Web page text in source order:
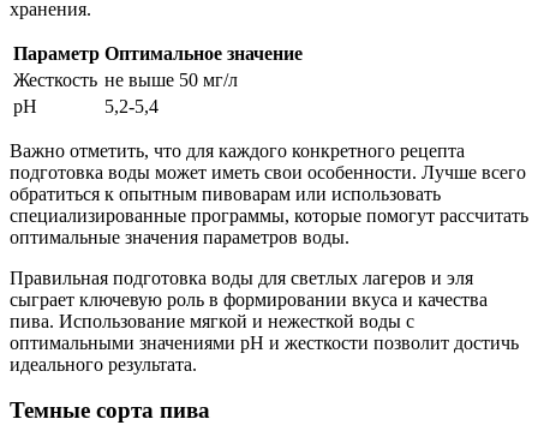
хранения.
Параметр Оптимальное значение
Жесткость не выше 50 мг/л
pH
5,2-5,4
Важно отметить, что для каждого конкретного рецепта
подготовка воды может иметь свои особенности. Лучше всего
обратиться к опытным пивоварам или использовать
специализированные программы, которые помогут рассчитать
оптимальные значения параметров воды.
Правильная подготовка воды для светлых лагеров и эля
сыграет ключевую роль в формировании вкуса и качества
пива. Использование мягкой и нежесткой воды с
оптимальными значениями pH и жесткости позволит достичь
идеального результата.
Темные сорта пива